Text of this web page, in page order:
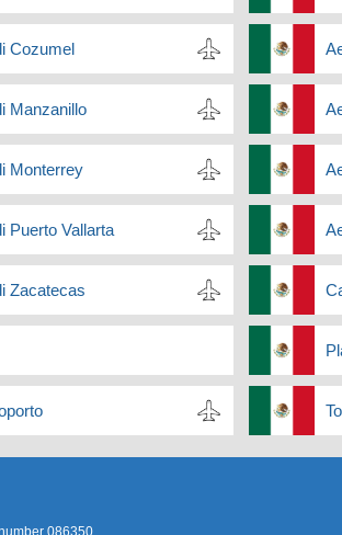
Cozumel
Manzanillo
Monterrey
Puerto Vallarta
Zacatecas
086350.